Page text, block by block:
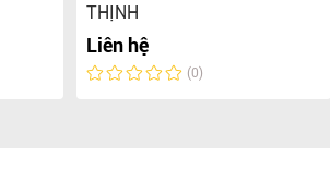
THỊNH
Liên hệ
(0)